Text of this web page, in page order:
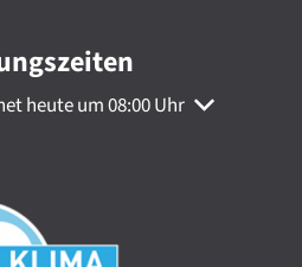
Öffnungs- oder Schließzeiten
heute um 08:00 Uhr